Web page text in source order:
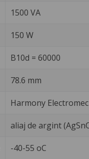
1500 VA
150 W
B10d = 60000
78.6 mm
Harmony
aliaj de argint
-40-55 oC